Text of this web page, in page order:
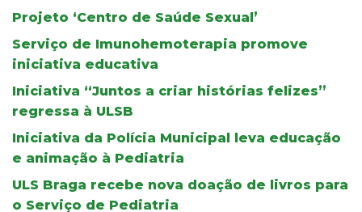
Projeto ‘Centro de Saúde Sexual’
Serviço de Imunohemoterapia promove
iniciativa educativa
Iniciativa “Juntos a criar histórias felizes”
regressa à ULSB
Iniciativa da Polícia Municipal leva educação
e animação à Pediatria
ULS Braga recebe nova doação de livros para
o Serviço de Pediatria